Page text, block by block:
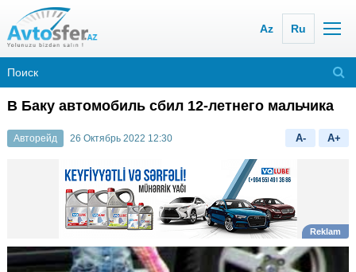
Az Ru
В Баку автомобиль сбил 12-летнего мальчика
Авторейд 26 Октябрь 2022 12:30 A- A+